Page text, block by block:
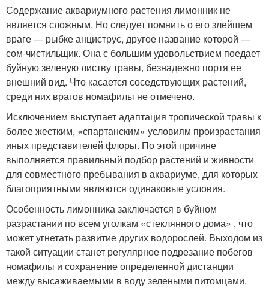
Содержание аквариумного растения лимонник не
является сложным. Но следует помнить о его злейшем
враге — рыбке анциструс, другое название которой —
сом-чистильщик. Она с большим удовольствием поедает
буйную зеленую листву травы, безнадежно портя ее
внешний вид. Что касается соседствующих растений,
среди них врагов номафилы не отмечено.
Исключением выступает адаптация тропической травы к
более жестким, «спартанским» условиям произрастания
иных представителей флоры. По этой причине
выполняется правильный подбор растений и живности
для совместного пребывания в аквариуме, для которых
благоприятными являются одинаковые условия.
Особенность лимонника заключается в буйном
разрастании по всем уголкам «стеклянного дома» , что
может угнетать развитие других водорослей. Выходом из
такой ситуации станет регулярное подрезание побегов
номафилы и сохранение определенной дистанции
между высаживаемыми в воду зелеными питомцами.